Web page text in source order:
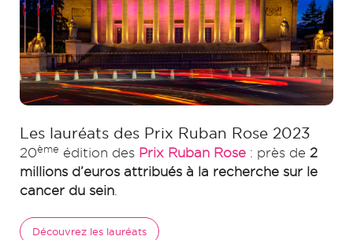
Les lauréats des Prix Ruban Rose 2023
20ème édition des Prix Ruban Rose : près de 2
millions d’euros attribués à la recherche sur le
cancer du sein
Découvrez les lauréats